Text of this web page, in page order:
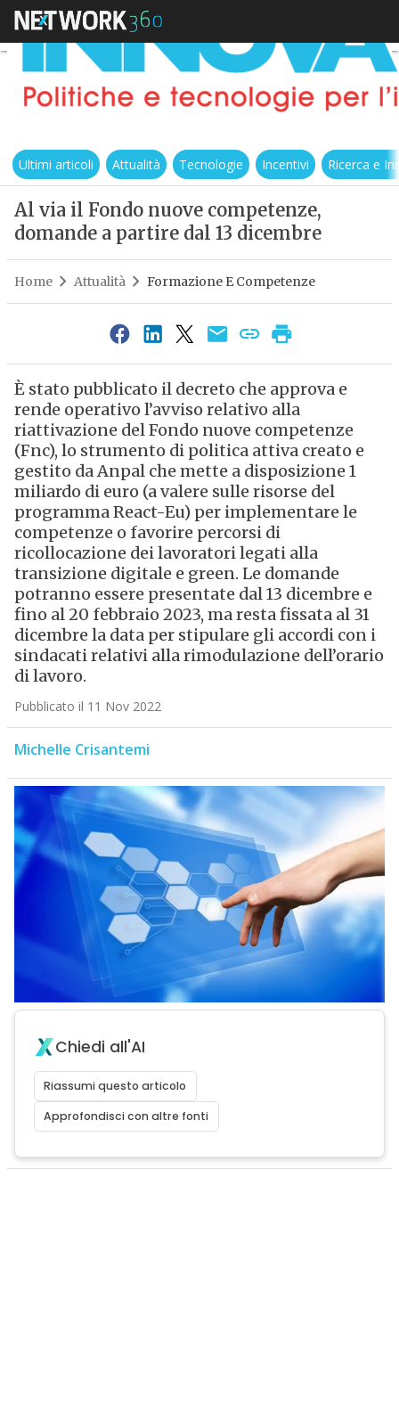
Ultimi articoli Attualità Tecnologie Incentivi Ricerca e
Al via il Fondo nuove competenze,
domande a partire dal 13 dicembre
Home Attualità Formazione E Competenze
È stato pubblicato il decreto che approva e
rende operativo l’avviso relativo alla
riattivazione del Fondo nuove competenze
(Fnc), lo strumento di politica attiva creato e
gestito da Anpal che mette a disposizione 1
miliardo di euro (a valere sulle risorse del
programma React-Eu) per implementare le
competenze o favorire percorsi di
ricollocazione dei lavoratori legati alla
transizione digitale e green. Le domande
potranno essere presentate dal 13 dicembre e
fino al 20 febbraio 2023, ma resta fissata al 31
dicembre la data per stipulare gli accordi con i
sindacati relativi alla rimodulazione dell’orario
di lavoro.
Pubblicato il 11 Nov 2022
Michelle Crisantemi
Chiedi all'AI
Riassumi questo articolo
Approfondisci con altre fonti